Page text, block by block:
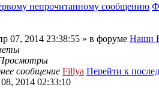
непрочитанному сообщению
07, 2014 23:38:55 » в форуме Наши
сообщение Fillya Перейти к
2014 02:33:10